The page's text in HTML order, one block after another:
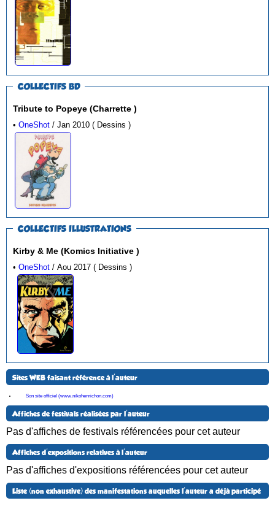
COLLECTIFS BD
Tribute to Popeye (Charrette )
•OneShot / Jan 2010 ( Dessins )
COLLECTIFS ILLUSTRATIONS
Kirby & Me (Komics Initiative )
•OneShot / Aou 2017 ( Dessins )
Sites WEB faisant référence à l'auteur
Son site officiel (www.nikohenrichon.com)
Affiches de festivals réalisées par l'auteur
Pas d'affiches de festivals référencées pour cet auteur
Affiches d'expositions relatives à l'auteur
Pas d'affiches d'expositions référencées pour cet auteur
Liste (non exhaustive) des manifestations auquelles l'auteur a déjà participé